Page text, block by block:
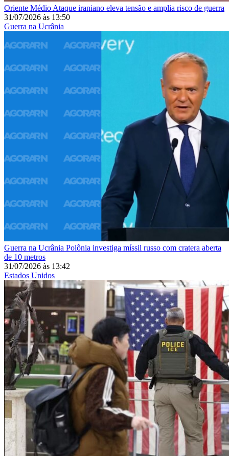
Oriente Médio Ataque iraniano eleva tensão e amplia risco de guerra
31/07/2026 às 13:50
Guerra na Ucrânia
Guerra na Ucrânia Polônia investiga míssil russo com cratera aberta
de 10 metros
31/07/2026 às 13:42
Estados Unidos